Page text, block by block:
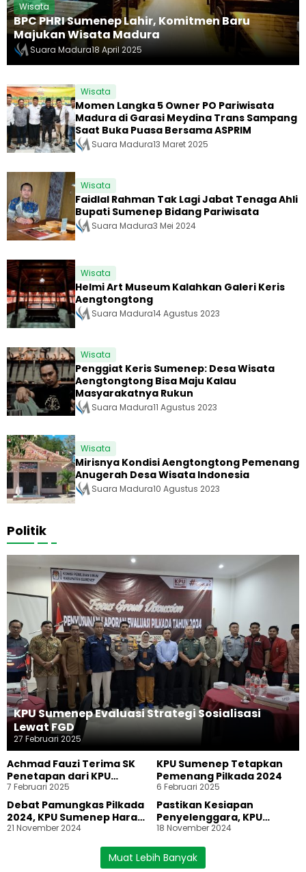
Wisata
BPC PHRI Sumenep Lahir, Komitmen Baru
Majukan Wisata Madura
Suara Madura18 April 2025
Wisata
Momen Langka 5 Owner PO Pariwisata
Madura di Garasi Meydina Trans Sampang
Saat Buka Puasa Bersama ASPRIM
Suara Madura13 Maret 2025
Wisata
Faidlal Rahman Tak Lagi Jabat Tenaga Ahli
Bupati Sumenep Bidang Pariwisata
Suara Madura3 Mei 2024
Wisata
Helmi Art Museum Kalahkan Galeri Keris
Aengtongtong
Suara Madura14 Agustus 2023
Wisata
Penggiat Keris Sumenep: Desa Wisata
Aengtongtong Bisa Maju Kalau
Masyarakatnya Rukun
Suara Madura11 Agustus 2023
Wisata
Mirisnya Kondisi Aengtongtong Pemenang
Anugerah Desa Wisata Indonesia
Suara Madura10 Agustus 2023
Politik
KPU Sumenep Evaluasi Strategi Sosialisasi
Lewat FGD
27 Februari 2025
Achmad Fauzi Terima SK
Penetapan dari KPU
Sumenep
7 Februari 2025
KPU Sumenep Tetapkan
Pemenang Pilkada 2024
6 Februari 2025
Debat Pamungkas Pilkada
2024, KPU Sumenep Harap
Visi Misi Paslon Jadi Acuan
21 November 2024
Pastikan Kesiapan
Penyelenggara, KPU
Sumenep Gelar Simulasi
Penghitungan Suara
Pilkada 2024
18 November 2024
Muat Lebih Banyak